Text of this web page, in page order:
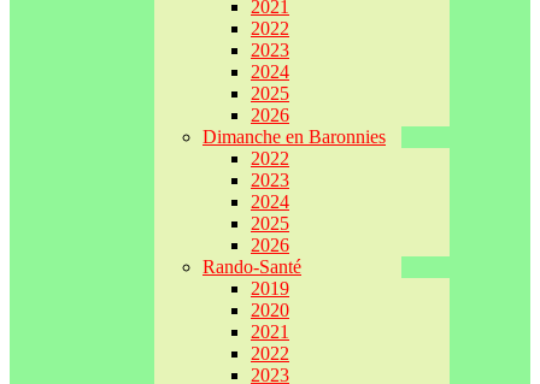
2021
2022
2023
2024
2025
2026
Dimanche en Baronnies
2022
2023
2024
2025
2026
Rando-Santé
2019
2020
2021
2022
2023